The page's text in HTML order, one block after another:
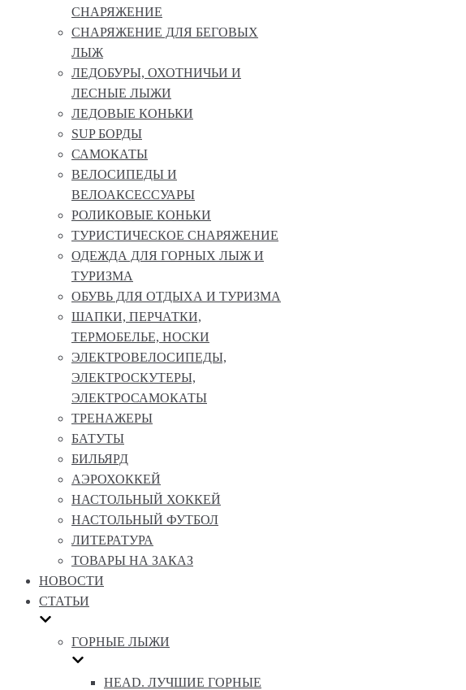
СНАРЯЖЕНИЕ
СНАРЯЖЕНИЕ ДЛЯ БЕГОВЫХ
ЛЫЖ
ЛЕДОБУРЫ, ОХОТНИЧЬИ И
ЛЕСНЫЕ ЛЫЖИ
ЛЕДОВЫЕ КОНЬКИ
SUP БОРДЫ
САМОКАТЫ
ВЕЛОСИПЕДЫ И
ВЕЛОАКСЕССУАРЫ
РОЛИКОВЫЕ КОНЬКИ
ТУРИСТИЧЕСКОЕ СНАРЯЖЕНИЕ
ОДЕЖДА ДЛЯ ГОРНЫХ ЛЫЖ И
ТУРИЗМА
ОБУВЬ ДЛЯ ОТДЫХА И ТУРИЗМА
ШАПКИ, ПЕРЧАТКИ,
ТЕРМОБЕЛЬЕ, НОСКИ
ЭЛЕКТРОВЕЛОСИПЕДЫ,
ЭЛЕКТРОСКУТЕРЫ,
ЭЛЕКТРОСАМОКАТЫ
ТРЕНАЖЕРЫ
БАТУТЫ
БИЛЬЯРД
АЭРОХОККЕЙ
НАСТОЛЬНЫЙ ХОККЕЙ
НАСТОЛЬНЫЙ ФУТБОЛ
ЛИТЕРАТУРА
ТОВАРЫ НА ЗАКАЗ
НОВОСТИ
СТАТЬИ
ГОРНЫЕ ЛЫЖИ
HEAD. ЛУЧШИЕ ГОРНЫЕ